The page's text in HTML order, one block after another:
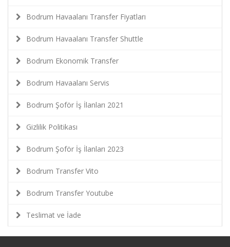
Bodrum Havaalanı Transfer Fiyatları
Bodrum Havaalanı Transfer Shuttle
Bodrum Ekonomik Transfer
Bodrum Havaalanı Servis
Bodrum Şoför İş İlanları 2021
Gizlilik Politikası
Bodrum Şoför İş İlanları 2023
Bodrum Transfer Vito
Bodrum Transfer Youtube
Teslimat ve İade